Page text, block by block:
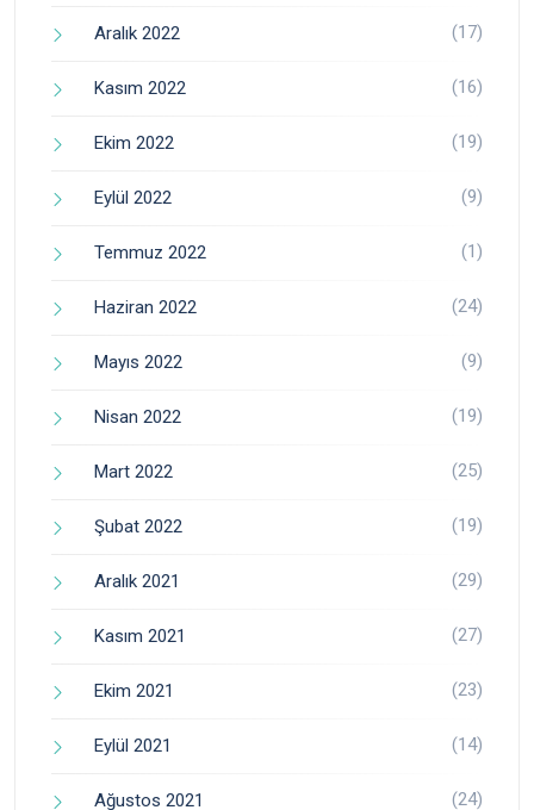
Aralık 2022 (17)
Kasım 2022 (16)
Ekim 2022 (19)
Eylül 2022 (9)
Temmuz 2022 (1)
Haziran 2022 (24)
Mayıs 2022 (9)
Nisan 2022 (19)
Mart 2022 (25)
Şubat 2022 (19)
Aralık 2021 (29)
Kasım 2021 (27)
Ekim 2021 (23)
Eylül 2021 (14)
Ağustos 2021 (24)